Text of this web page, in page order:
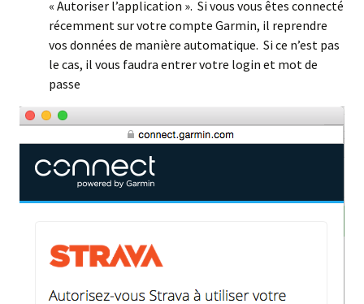
« Autoriser l’application ». Si vous vous êtes connecté
récemment sur votre compte Garmin, il reprendre
vos données de manière automatique. Si ce n’est pas
le cas, il vous faudra entrer votre login et mot de
passe